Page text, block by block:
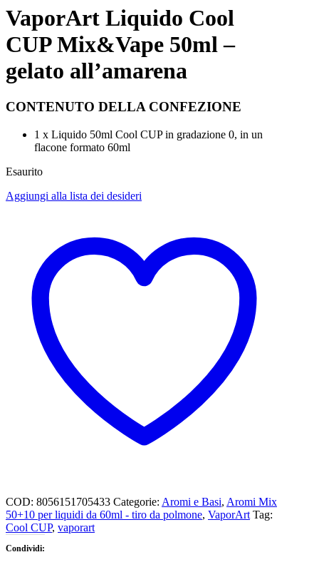
VaporArt Liquido Cool
CUP Mix&Vape 50ml –
gelato all’amarena
CONTENUTO DELLA CONFEZIONE
1 x Liquido 50ml Cool CUP in gradazione 0, in un
flacone formato 60ml
Esaurito
Aggiungi alla lista dei desideri
COD: 8056151705433 Categorie: Aromi e Basi, Aromi Mix
50+10 per liquidi da 60ml - tiro da polmone, VaporArt Tag:
Cool CUP, vaporart
Condividi: